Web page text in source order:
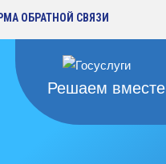
ОБРАТНОЙ СВЯЗИ
Решаем вместе